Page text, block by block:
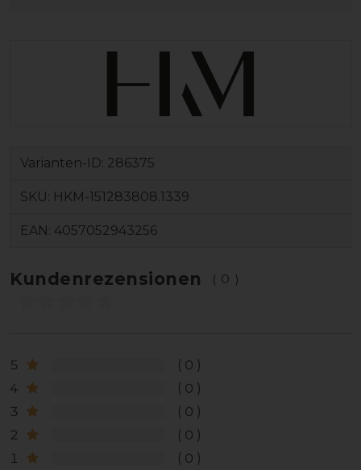
Varianten-ID: 286375
SKU: HKM-151283808.1339
EAN: 4057052943256
Kundenrezensionen (0)
5
0
4
0
3
0
2
0
1
0